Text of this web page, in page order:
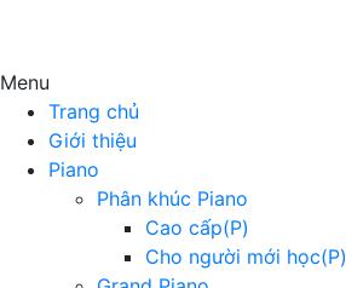
Menu
Trang chủ
Giới thiệu
Piano
Phân khúc Piano
Cao cấp(P)
Cho người mới học(P)